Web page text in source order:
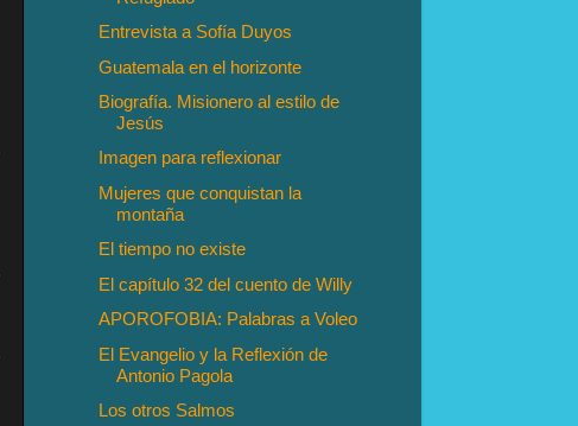
Entrevista a Sofía Duyos
Guatemala en el horizonte
Biografía. Misionero al estilo de
Jesús
Imagen para reflexionar
Mujeres que conquistan la
montaña
El tiempo no existe
El capítulo 32 del cuento de Willy
APOROFOBIA: Palabras a Voleo
El Evangelio y la Reflexión de
Antonio Pagola
Los otros Salmos